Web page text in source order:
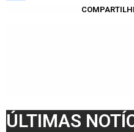
ÚLTIMAS